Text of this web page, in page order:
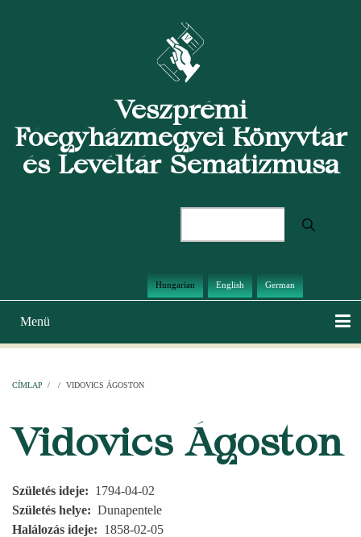
Veszprémi
Főegyházmegyei Könyvtár
és Levéltár Sematizmusa
Hungarian English German
Main
navigation
Menü
CÍMLAP / / VIDOVICS ÁGOSTON
Vidovics Ágoston
Születés ideje
1794-04-02
Születés helye
Dunapentele
Halálozás ideje
1858-02-05